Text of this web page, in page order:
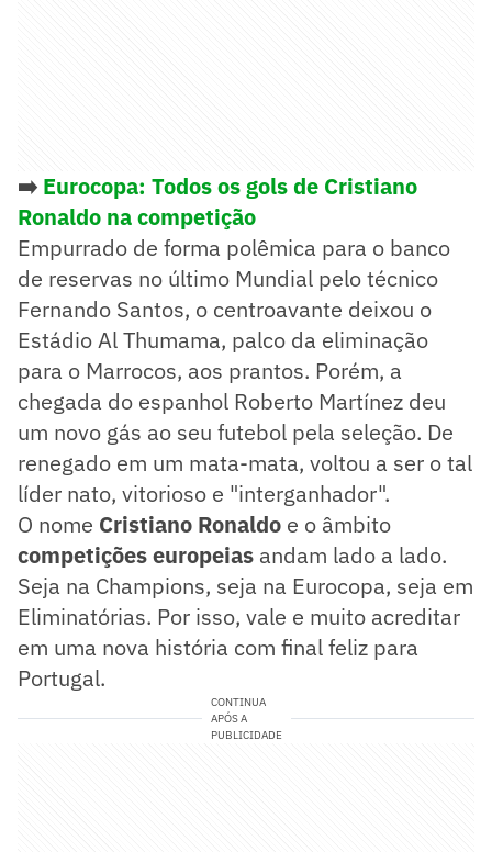
➡️ Eurocopa: Todos os gols de Cristiano
Ronaldo na competição
Empurrado de forma polêmica para o banco
de reservas no último Mundial pelo técnico
Fernando Santos, o centroavante deixou o
Estádio Al Thumama, palco da eliminação
para o Marrocos, aos prantos. Porém, a
chegada do espanhol Roberto Martínez deu
um novo gás ao seu futebol pela seleção. De
renegado em um mata-mata, voltou a ser o tal
líder nato, vitorioso e "interganhador".
O nome Cristiano Ronaldo e o âmbito
competições europeias andam lado a lado.
Seja na Champions, seja na Eurocopa, seja em
Eliminatórias. Por isso, vale e muito acreditar
em uma nova história com final feliz para
Portugal.
CONTINUA
APÓS A
PUBLICIDADE